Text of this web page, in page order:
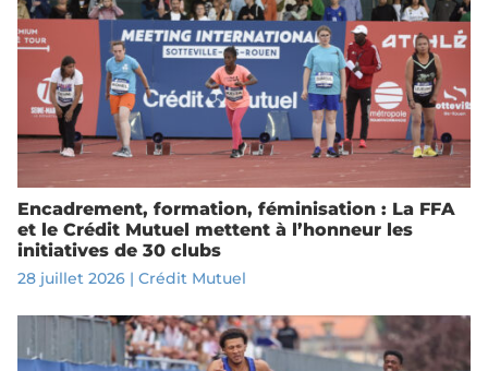
Encadrement, formation, féminisation : La FFA
et le Crédit Mutuel mettent à l’honneur les
initiatives de 30 clubs
28 juillet 2026| Crédit Mutuel